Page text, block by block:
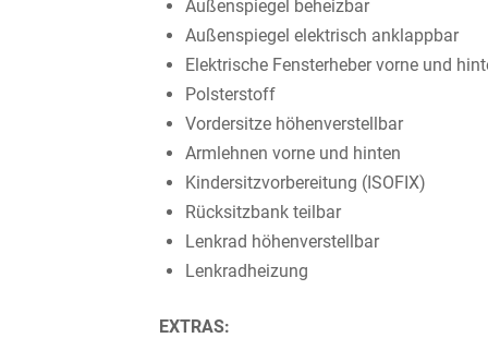
Außenspiegel beheizbar
Außenspiegel elektrisch anklappbar
Elektrische Fensterheber vorne und
Polsterstoff
Vordersitze höhenverstellbar
Armlehnen vorne und hinten
Kindersitzvorbereitung (ISOFIX)
Rücksitzbank teilbar
Lenkrad höhenverstellbar
Lenkradheizung
EXTRAS: